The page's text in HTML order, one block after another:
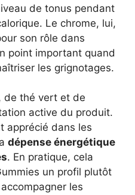
de tonus pendant
Le chrome, lui,
son rôle dans
point important quand
les grignotages.
de thé vert et de
active du produit.
apprécié dans les
dépense énergétique
. En pratique, cela
un profil plutôt
les